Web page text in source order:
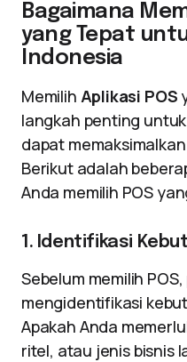
Bagaimana
yang Tepat
Indonesia
Memilih Aplikasi POS
langkah penting
dapat
Berikut adalah
Anda memilih POS
1. Identifikasi
Sebelum memilih
mengidentifikasi
Apakah Anda
ritel, atau jenis bisnis